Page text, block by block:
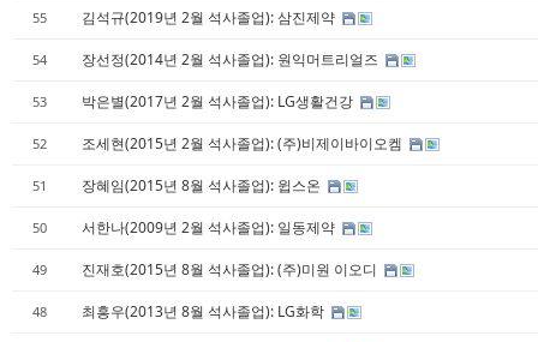
55 김석규(2019년 2월 석사졸업): 삼진제약
54 장선정(2014년 2월 석사졸업): 원익머트리얼즈
53 박은별(2017년 2월 석사졸업): LG생활건강
52 조세현(2015년 2월 석사졸업): (주)비제이바이오켐
51 장혜임(2015년 8월 석사졸업): 윕스온
50 서한나(2009년 2월 석사졸업): 일동제약
49 진재호(2015년 8월 석사졸업): (주)미원 이오디
48 최흥우(2013년 8월 석사졸업): LG화학